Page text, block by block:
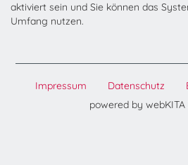
aktiviert sein und Sie können das
Umfang nutzen.
Impressum Datenschutz
powered by webKITA